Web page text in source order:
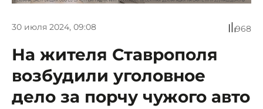
30 июля 2024, 09:08 968
На жителя Ставрополя
возбудили уголовное
дело за порчу чужого авто